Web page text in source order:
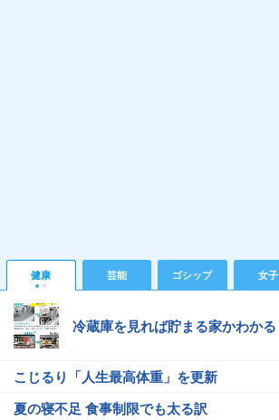
健康 芸能 ゴシップ 女子
冷蔵庫を見れば貯まる家かわかる
こじるり「人生最高体重」を更新
夏の寝不足 食事制限でも太る訳